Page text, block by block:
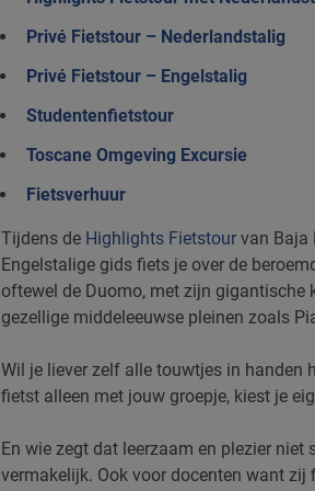
Privé Fietstour – Nederlandstalig
Privé Fietstour – Engelstalig
Studentenfietstour
Toscane Omgeving Excursie
Fietsverhuur
Tijdens de Highlights Fietstour van Baja
Engelstalige gids fiets je over de
oftewel de Duomo, met zijn gigantische
gezellige middeleeuwse pleinen zoals
Wil je liever zelf alle touwtjes in handen
fietst alleen met jouw groepje, kiest je
En wie zegt dat leerzaam en plezier niet
vermakelijk. Ook voor docenten want zij